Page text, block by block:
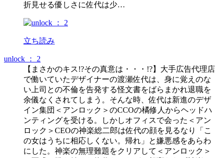
折見せる優しさに佐代は少…
立ち読み
unlock ： 2
【まさかのキス!?その真意は・・・!?】大手広告代理店
で働いていたデザイナーの渡瀬佐代は、身に覚えのな
い上司との不倫を告発する怪文書をばらまかれ退職を
余儀なくされてしまう。そんな時、佐代は新進のデザ
イン集団＜アンロック＞のCCOの橘修人からヘッドハ
ンティングを受ける。しかしオフィスで会った＜アン
ロック＞CEOの神楽総二郎は佐代の顔を見るなり「こ
の女はうちに相応しくない。帰れ」と嫌悪感をあらわ
にした。神楽の無理難題をクリアして＜アンロック＞